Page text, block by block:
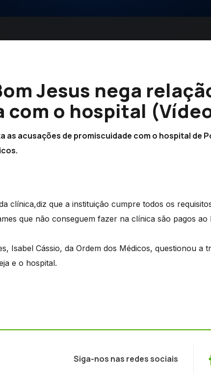
Jesus nega
o hospital
as acusações de promiscuidade com o hospital de
clínica,diz que a instituição cumpre todos os
que não conseguem fazer na clínica são pagos ao
Isabel Cássio, da Ordem dos Médicos, questionou a
e o hospital.
Siga-nos nas redes sociais